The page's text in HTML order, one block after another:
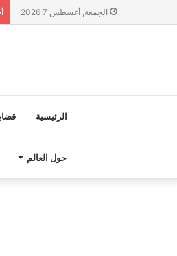
الجمعة, أغسطس 7 2026
الرئيسية
حول العالم